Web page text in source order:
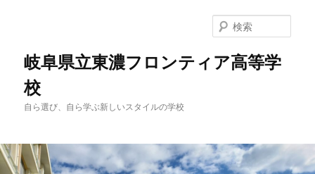
岐阜県立東濃フロンティア高等学
校
自ら選び、自ら学ぶ新しいスタイルの学校
索